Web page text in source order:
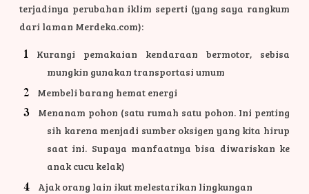
terjadinya perubahan iklim seperti (yang saya rangkum
dari laman Merdeka.com):
Kurangi pemakaian kendaraan bermotor, sebisa
mungkin gunakan transportasi umum
Membeli barang hemat energi
Menanam pohon (satu rumah satu pohon. Ini penting
sih karena menjadi sumber oksigen yang kita hirup
saat ini. Supaya manfaatnya bisa diwariskan ke
anak cucu kelak)
Ajak orang lain ikut melestarikan lingkungan